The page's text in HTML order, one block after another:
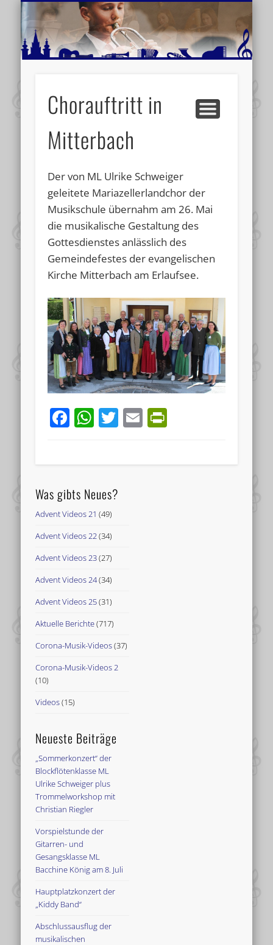
MUSIKSCHULE MARIAZELL
AKTUELLE BERICHTE
SCHULE
VIDEOS
VERANSTALTUNGSTIPPS
WEITERE INFORMATIONEN
Chorauftritt in
Mitterbach
Der von ML Ulrike Schweiger
geleitete Mariazellerlandchor der
Musikschule übernahm am 26. Mai
die musikalische Gestaltung des
Gottesdienstes anlässlich des
Gemeindefestes der evangelischen
Kirche Mitterbach am Erlaufsee.
Facebook
WhatsApp
Twitter
Email
Was gibts Neues?
Advent Videos 21 (49)
Advent Videos 22(34)
Advent Videos 23(27)
Advent Videos 24(34)
Advent Videos 25(31)
Aktuelle Berichte(717)
Corona-Musik-Videos(37)
Corona-Musik-Videos 2
(10)
Videos(15)
Neueste Beiträge
„Sommerkonzert“ der
Blockflötenklasse ML
Ulrike Schweiger plus
Trommelworkshop mit
Christian Riegler
Vorspielstunde der
Gitarren- und
Gesangsklasse ML
Bacchine König am 8. Juli
Hauptplatzkonzert der
„Kiddy Band“
Abschlussausflug der
musikalischen